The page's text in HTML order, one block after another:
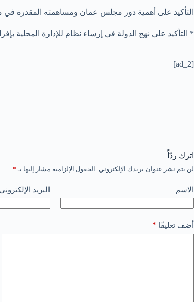
التأكيد على أهمية دور مجلس عمان ومساهمته المقدرة في
* التأكيد على نهج الدولة في إرساء نظام للإدارة المحلية
[ad_2]
اترك ردّاً
لن يتم نشر عنوان بريدك الإلكتروني. الحقول الإلزامية مشار إليها بـ *
الاسم البريد الإلكتروني
أضف تعليقًا *